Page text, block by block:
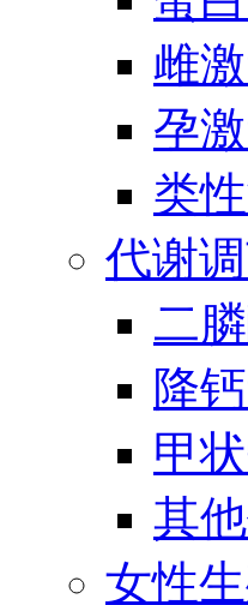
雌
孕
类
代谢
二
降
甲
其
女性